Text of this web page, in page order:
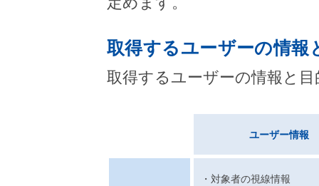
取得するユーザーの情報
取得するユーザーの情報と
ユーザー情報
・対象者の視線情報